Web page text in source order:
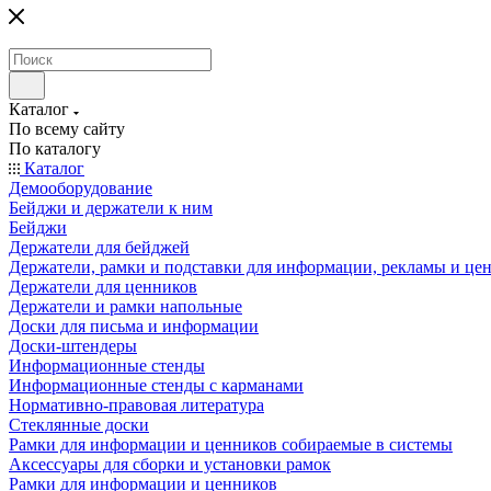
Каталог
По всему сайту
По каталогу
Каталог
Демооборудование
Бейджи и держатели к ним
Бейджи
Держатели для бейджей
Держатели, рамки и подставки для информации, рекламы и
Держатели для ценников
Держатели и рамки напольные
Доски для письма и информации
Доски-штендеры
Информационные стенды
Информационные стенды с карманами
Нормативно-правовая литература
Стеклянные доски
Рамки для информации и ценников собираемые в системы
Аксессуары для сборки и установки рамок
Рамки для информации и ценников